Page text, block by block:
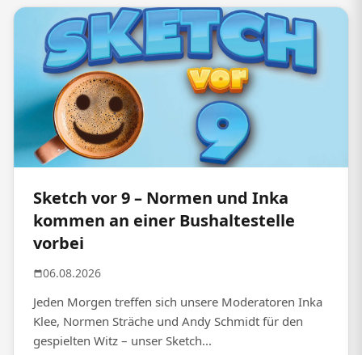
Sketch vor 9 – Normen und Inka
kommen an einer Bushaltestelle
vorbei
06.08.2026
Jeden Morgen treffen sich unsere Moderatoren Inka
Klee, Normen Sträche und Andy Schmidt für den
gespielten Witz – unser Sketch...